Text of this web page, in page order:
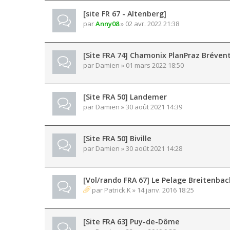
[site FR 67 - Altenberg]
parAnny08» 02 avr. 2022 21:38
[Site FRA 74] Chamonix PlanPraz Brévent
par Damien » 01 mars 2022 18:50
[Site FRA 50] Landemer
par Damien » 30 août 2021 14:39
[Site FRA 50] Biville
par Damien » 30 août 2021 14:28
[Vol/rando FRA 67] Le Pelage
par Patrick.K» 14 janv. 2016 18:25
[Site FRA 63] Puy-de-Dôme